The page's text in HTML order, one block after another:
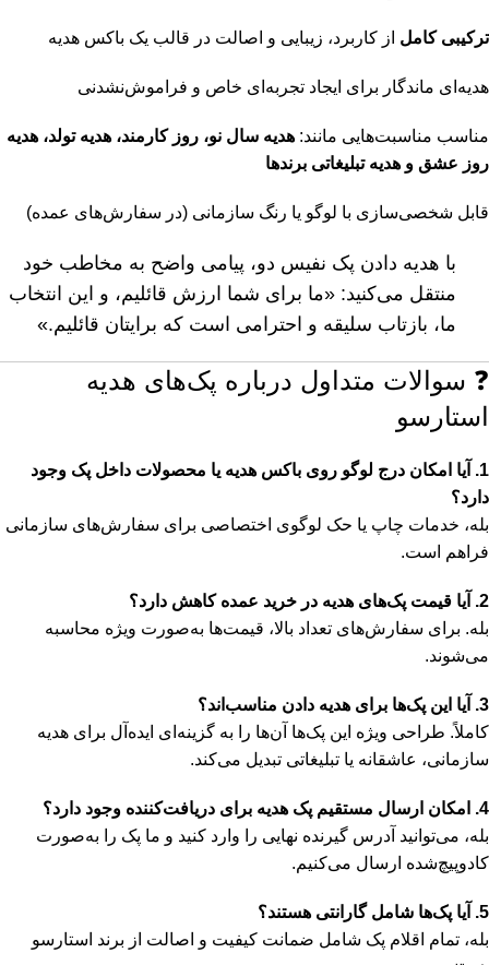
ترکیبی کامل از کاربرد، زیبایی و اصالت در قالب یک باکس هدیه
هدیه‌ای ماندگار برای ایجاد تجربه‌ای خاص و فراموش‌نشدنی
مناسب مناسبت‌هایی مانند: هدیه سال نو، روز کارمند، هدیه تولد، هدیه
روز عشق و هدیه تبلیغاتی برندها
قابل شخصی‌سازی با لوگو یا رنگ سازمانی (در سفارش‌های عمده)
با هدیه دادن پک نفیس دو، پیامی واضح به مخاطب خود
منتقل می‌کنید: «ما برای شما ارزش قائلیم، و این انتخاب
ما، بازتاب سلیقه و احترامی است که برایتان قائلیم.»
❓ سوالات متداول درباره پک‌های هدیه
استارسو
1. آیا امکان درج لوگو روی باکس هدیه یا محصولات داخل پک وجود
دارد؟
بله، خدمات چاپ یا حک لوگوی اختصاصی برای سفارش‌های سازمانی
فراهم است.
2. آیا قیمت پک‌های هدیه در خرید عمده کاهش دارد؟
بله. برای سفارش‌های تعداد بالا، قیمت‌ها به‌صورت ویژه محاسبه
می‌شوند.
3. آیا این پک‌ها برای هدیه دادن مناسب‌اند؟
کاملاً. طراحی ویژه این پک‌ها آن‌ها را به گزینه‌ای ایده‌آل برای هدیه
سازمانی، عاشقانه یا تبلیغاتی تبدیل می‌کند.
4. امکان ارسال مستقیم پک هدیه برای دریافت‌کننده وجود دارد؟
بله، می‌توانید آدرس گیرنده نهایی را وارد کنید و ما پک را به‌صورت
کادوپیچ‌شده ارسال می‌کنیم.
5. آیا پک‌ها شامل گارانتی هستند؟
بله، تمام اقلام پک شامل ضمانت کیفیت و اصالت از برند استارسو